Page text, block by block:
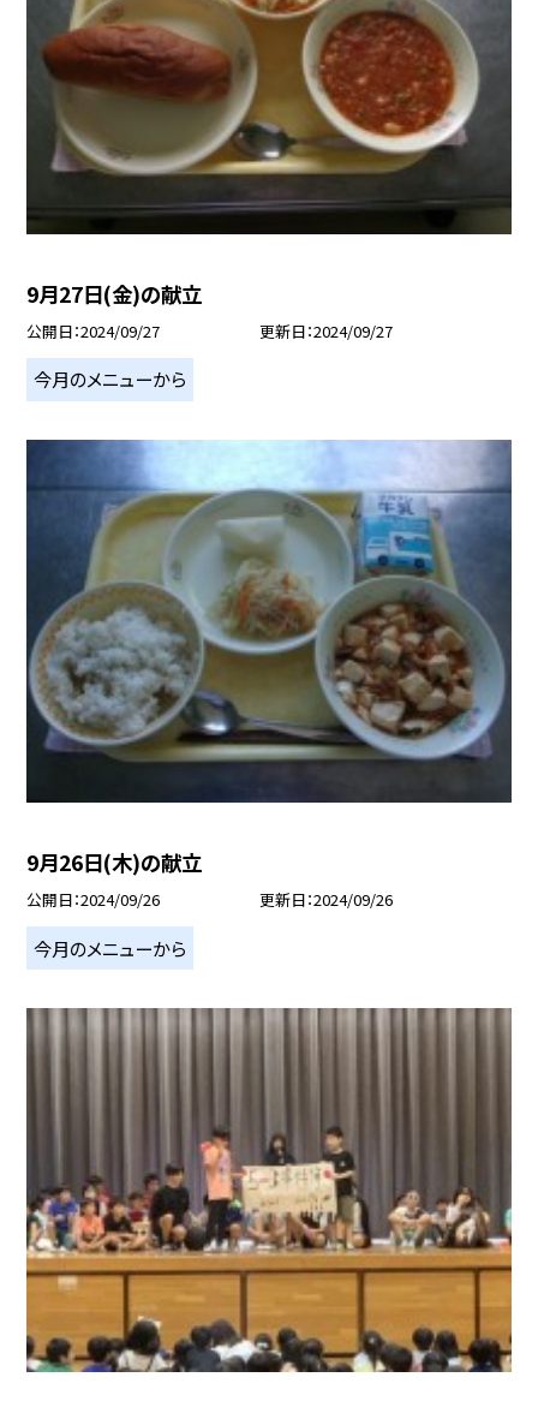
9月27日(金)の献立
公開日 2024/09/27 更新日 2024/09/27
今月のメニューから
9月26日(木)の献立
公開日 2024/09/26 更新日 2024/09/26
今月のメニューから